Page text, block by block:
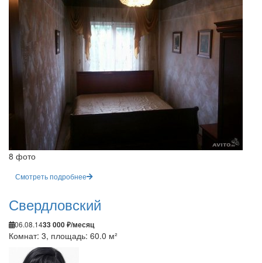
8 фото
Смотреть подробнее
Свердловский
06.08.1433 000 ₽/месяц
Комнат: 3, площадь: 60.0 м²